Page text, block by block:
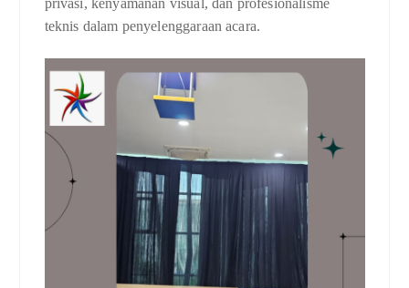
privasi, kenyamanan visual, dan profesionalisme
teknis dalam penyelenggaraan acara.